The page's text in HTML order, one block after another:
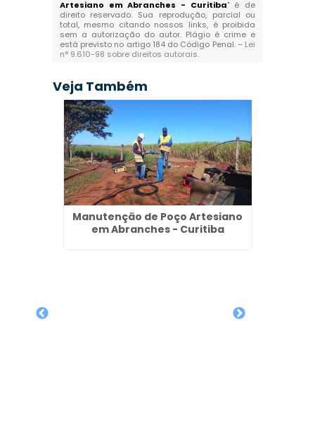
Artesiano em Abranches - Curitiba" é de
direito reservado. Sua reprodução, parcial ou
total, mesmo citando nossos links, é proibida
sem a autorização do autor. Plágio é crime e
está previsto no artigo 184 do Código Penal. – Lei
n° 9.610-98 sobre direitos autorais.
Veja Também
Manutenção de Poço Artesiano
em Abranches - Curitiba